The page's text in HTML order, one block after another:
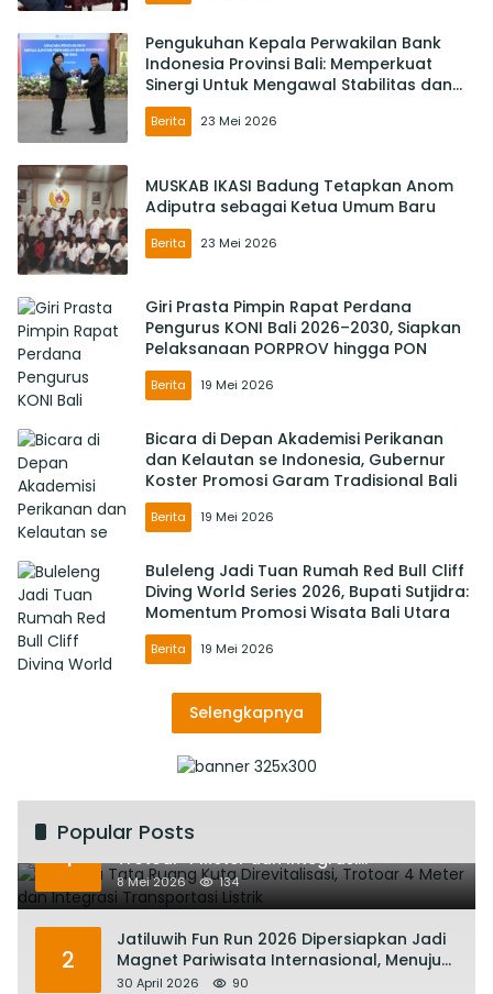
Pengukuhan Kepala Perwakilan Bank
Indonesia Provinsi Bali: Memperkuat
Sinergi Untuk Mengawal Stabilitas dan
Mendorong Pertumbuhan Ekonomi Bali
Berita 23 Mei 2026
MUSKAB IKASI Badung Tetapkan Anom
Adiputra sebagai Ketua Umum Baru
Berita 23 Mei 2026
Giri Prasta Pimpin Rapat Perdana
Pengurus KONI Bali 2026–2030, Siapkan
Pelaksanaan PORPROV hingga PON
Berita 19 Mei 2026
Bicara di Depan Akademisi Perikanan
dan Kelautan se Indonesia, Gubernur
Koster Promosi Garam Tradisional Bali
Berita 19 Mei 2026
Buleleng Jadi Tuan Rumah Red Bull Cliff
Diving World Series 2026, Bupati Sutjidra:
Momentum Promosi Wisata Bali Utara
Berita 19 Mei 2026
Selengkapnya
Popular Posts
1
Rencana Tata Ruang Kuta Direvitalisasi,
Trotoar 4 Meter dan Integrasi
Transportasi Listrik
8 Mei 2026 134
2
Jatiluwih Fun Run 2026 Dipersiapkan Jadi
Magnet Pariwisata Internasional, Menuju
Satu Abad Pariwisata Bali
30 April 2026 90